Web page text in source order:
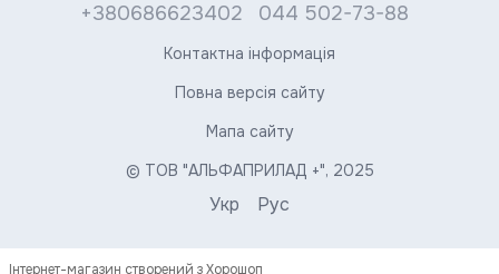
+380686623402 044 502-73-88
Контактна інформація
Повна версія сайту
Мапа сайту
© ТОВ "АЛЬФАПРИЛАД +", 2025
Укр Рус
Інтернет-магазин створений з Хорошоп